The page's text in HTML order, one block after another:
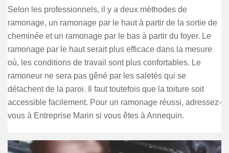
Selon les professionnels, il y a deux méthodes de
ramonage, un ramonage par le haut à partir de la sortie de
cheminée et un ramonage par le bas à partir du foyer. Le
ramonage par le haut serait plus efficace dans la mesure
où, les conditions de travail sont plus confortables. Le
ramoneur ne sera pas gêné par les saletés qui se
détachent de la paroi. Il faut toutefois que la toiture soit
accessible facilement. Pour un ramonage réussi, adressez-
vous à Entreprise Marin si vous êtes à Annequin.